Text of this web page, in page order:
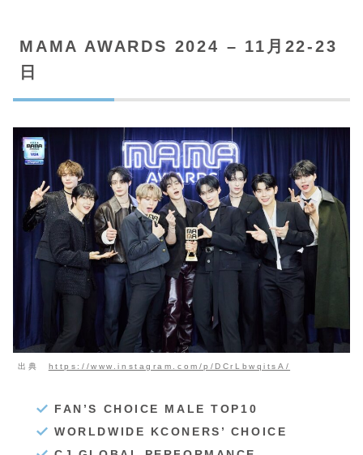
MAMA AWARDS 2024 – 11月22-23
日
出典 https://www.instagram.com/p/DCrLbwqitsA/
FAN’S CHOICE MALE TOP10
WORLDWIDE KCONERS’ CHOICE